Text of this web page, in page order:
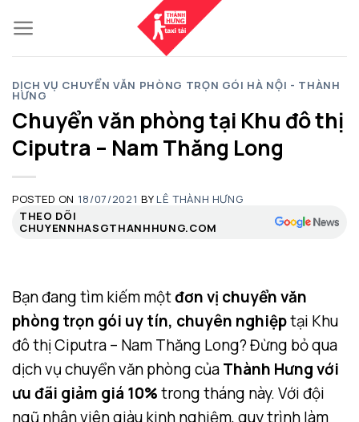
to
content
DỊCH VỤ CHUYỂN VĂN PHÒNG TRỌN GÓI HÀ NỘI - THÀNH
HƯNG
Chuyển văn phòng tại Khu đô thị
Ciputra – Nam Thăng Long
POSTED ON 18/07/2021 BY LÊ THÀNH HƯNG
THEO DÕI
CHUYENNHASGTHANHHUNG.COM
Bạn đang tìm kiếm mộtđơn vị chuyển văn
phòng trọn gói uy tín, chuyên nghiệptại Khu
đô thị Ciputra – Nam Thăng Long? Đừng bỏ qua
dịch vụ chuyển văn phòng củaThành Hưng với
ưu đãi giảm giá 10%trong tháng này. Với đội
ngũ nhân viên giàu kinh nghiệm, quy trình làm